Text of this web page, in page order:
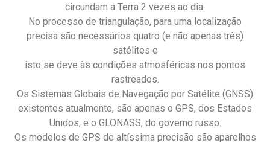
circundam a Terra 2 vezes ao dia.
No processo de triangulação, para uma localização
precisa são necessários quatro (e não apenas três)
satélites e
isto se deve às condições atmosféricas nos pontos
rastreados.
Os Sistemas Globais de Navegação por Satélite (GNSS)
existentes atualmente, são apenas o GPS, dos Estados
Unidos, e o GLONASS, do governo russo.
Os modelos de GPS de altíssima precisão são aparelhos